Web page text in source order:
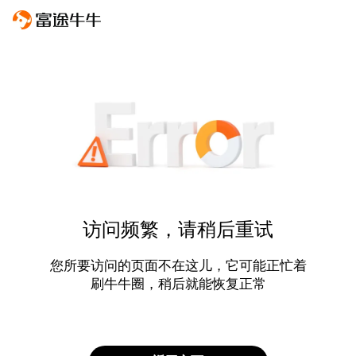
访问频繁，请稍后重试
您所要访问的页面不在这儿，它可能正忙着
刷牛牛圈，稍后就能恢复正常